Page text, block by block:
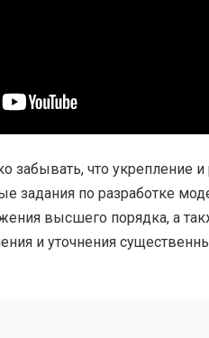
забывать, что укрепление
задания по разработке
высшего порядка, а
и уточнения